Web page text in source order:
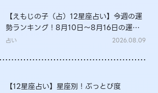
【えもじの子（占）12星座占い】今週の運
勢ランキング！8月10日～8月16日の運勢
は？
占い 2026.08.09
【12星座占い】星座別！ぶっとび度